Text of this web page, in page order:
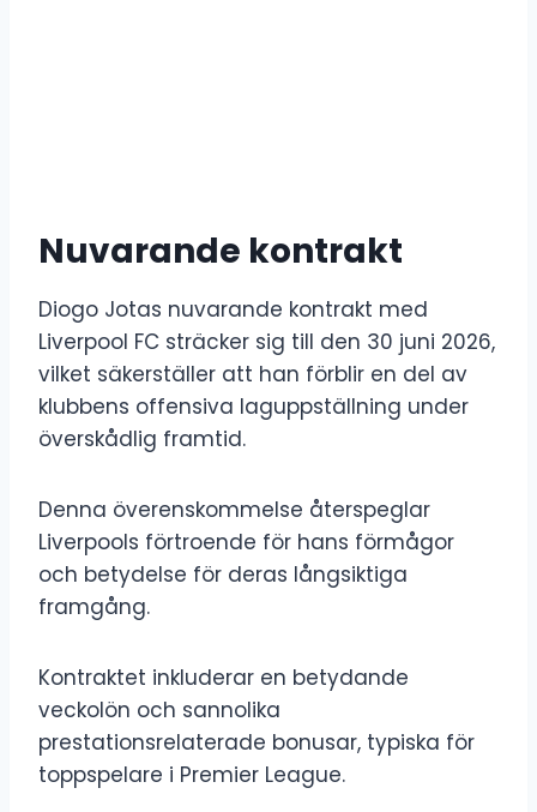
Nuvarande kontrakt
Diogo Jotas nuvarande kontrakt med
Liverpool FC sträcker sig till den 30 juni 2026,
vilket säkerställer att han förblir en del av
klubbens offensiva laguppställning under
överskådlig framtid.
Denna överenskommelse återspeglar
Liverpools förtroende för hans förmågor
och betydelse för deras långsiktiga
framgång.
Kontraktet inkluderar en betydande
veckolön och sannolika
prestationsrelaterade bonusar, typiska för
toppspelare i Premier League.